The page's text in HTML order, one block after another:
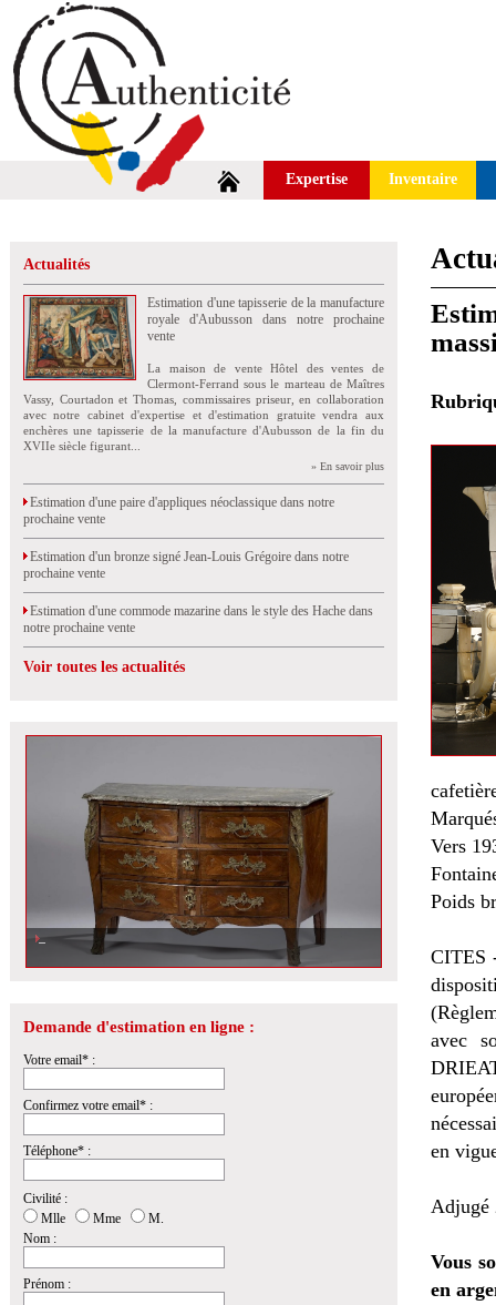
Expertise Inventaire
Actualités
Estimation d'une tapisserie de la manufacture
royale d'Aubusson dans notre prochaine
vente
La maison de vente Hôtel des ventes de
Clermont-Ferrand sous le marteau de Maîtres
Vassy, Courtadon et Thomas, commissaires priseur, en collaboration
avec notre cabinet d'expertise et d'estimation gratuite vendra aux
enchères une tapisserie de la manufacture d'Aubusson de la fin du
XVIIe siècle figurant...
» En savoir plus
Estimation d'une paire d'appliques néoclassique dans notre
prochaine vente
Estimation d'un bronze signé Jean-Louis Grégoire dans notre
prochaine vente
Estimation d'une commode mazarine dans le style des Hache dans
notre prochaine vente
Voir toutes les actualités
Demande d'estimation en ligne :
Votre email* :
Confirmez votre email* :
Téléphone* :
Civilité :
Mlle
Mme
M.
Nom :
Prénom :
Vers
Poids
CITES
avec
en
Adjugé
Vous
en